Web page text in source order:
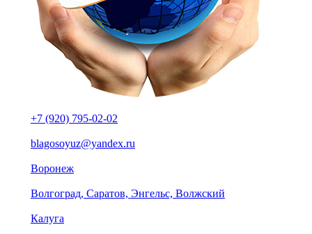
+7 (920) 795-02-02
blagosoyuz@yandex.ru
Воронеж
Волгоград, Саратов, Энгельс, Волжский
Калуга